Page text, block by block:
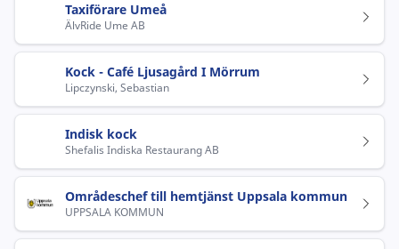
Taxiförare Umeå
ÄlvRide Ume AB
Kock - Café Ljusagård I Mörrum
Lipczynski, Sebastian
Indisk kock
Shefalis Indiska Restaurang AB
Områdeschef till hemtjänst Uppsala kommun
UPPSALA KOMMUN